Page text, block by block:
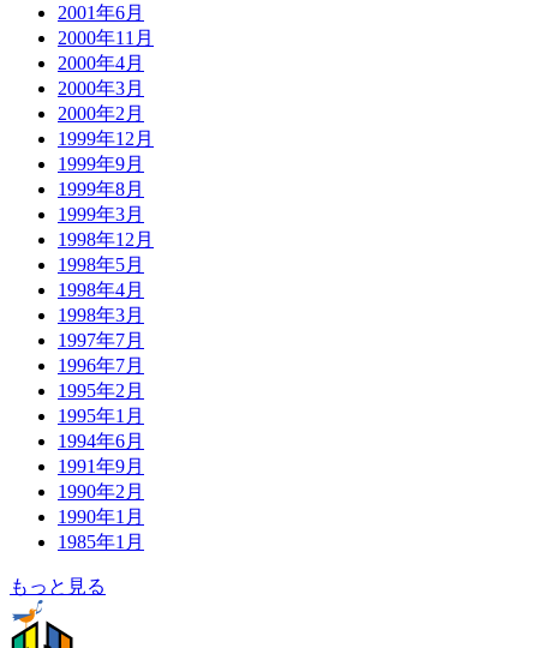
2001年6月
2000年11月
2000年4月
2000年3月
2000年2月
1999年12月
1999年9月
1999年8月
1999年3月
1998年12月
1998年5月
1998年4月
1998年3月
1997年7月
1996年7月
1995年2月
1995年1月
1994年6月
1991年9月
1990年2月
1990年1月
1985年1月
もっと見る